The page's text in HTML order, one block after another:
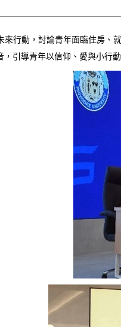
行動，討論青年面臨住房、
引導青年以信仰、愛與小行